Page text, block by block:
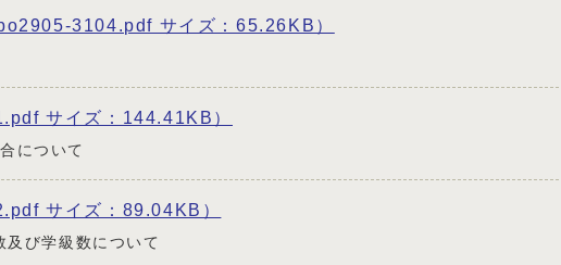
3104.pdf サイズ：65.26KB）
サイズ：144.41KB）
について
サイズ：89.04KB）
び学級数について